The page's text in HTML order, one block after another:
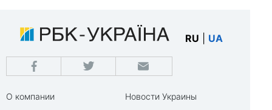
RU UA
О компании
Новости Украины